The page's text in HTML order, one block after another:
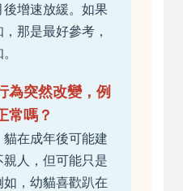
增速放緩。如果
那是最好參考，
為突然改變，例
常嗎？
在成年後可能建
人，但可能只是
，幼貓喜歡趴在